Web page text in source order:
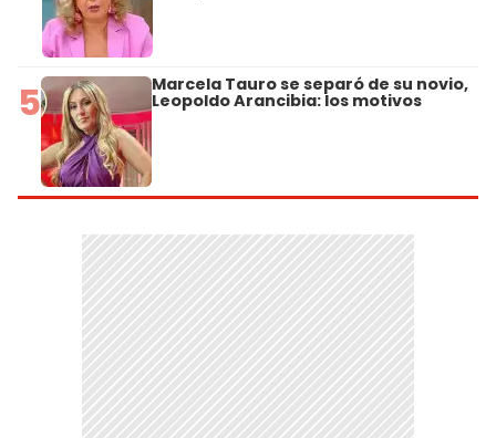
5 Marcela Tauro se separó de su novio,
Leopoldo Arancibia: los motivos